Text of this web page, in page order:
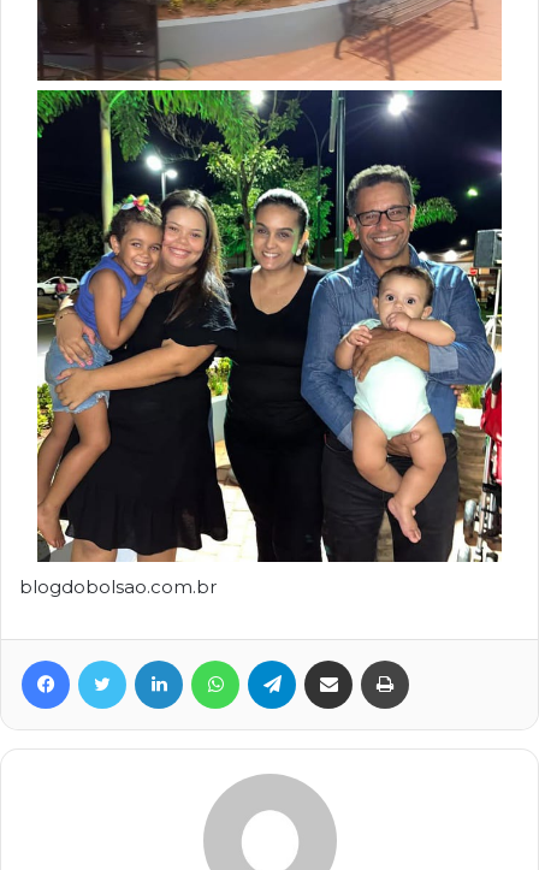
blogdobolsao.com.br
FacebookTwitter Linkedin WhatsAppTelegramCompartilhar via e-mail